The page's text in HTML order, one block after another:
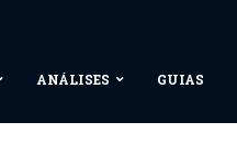
ANÁLISES GUIAS